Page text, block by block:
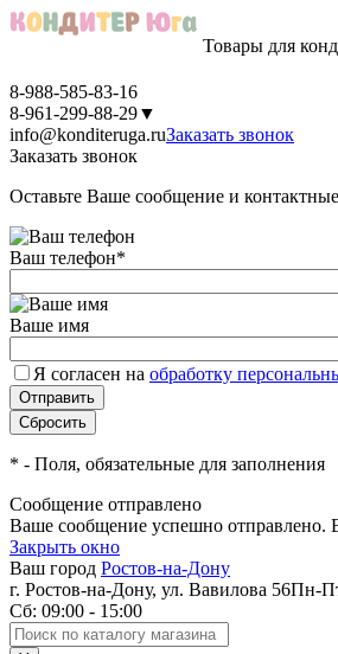
Товары для
8-988-585-83-16
8-961-299-88-29▼
info@konditeruga.ruЗаказать звонок
Заказать звонок
Оставьте Ваше сообщение и
Ваш телефон*
Ваше имя
Я согласен на обработку
* - Поля, обязательные для заполнения
Сообщение отправлено
Ваше сообщение успешно отправлено.
Закрыть окно
Ваш город Ростов-на-Дону
г. Ростов-на-Дону, ул. Вавилова 56Пн-
Сб: 09:00 - 15:00